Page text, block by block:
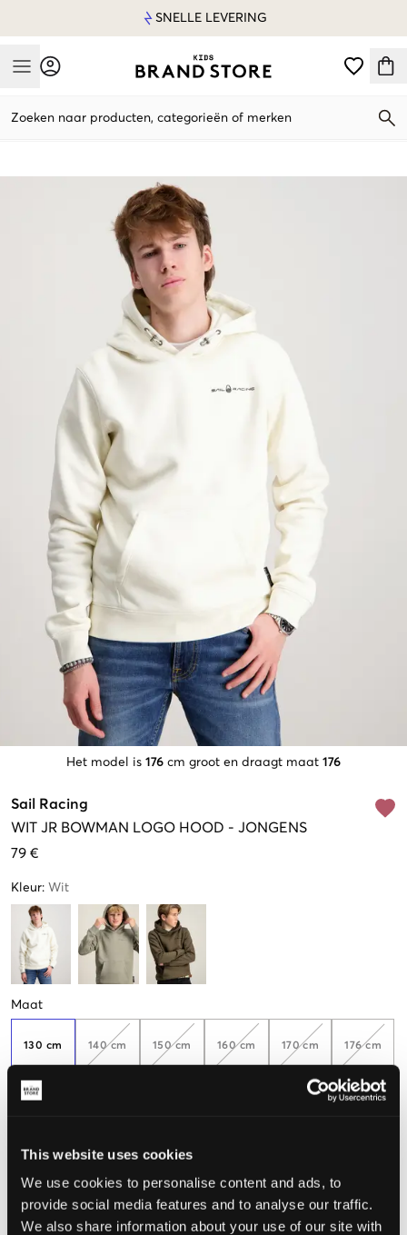
This website uses cookies
We use cookies to personalise content and ads, to
provide social media features and to analyse our traffic.
We also share information about your use of our site with
SNELLE LEVERING
Mobile Menu
Zoeken naar producten, categorieën of merken
Het model is 176 cm groot en draagt maat 176
Sail Racing
WIT JR BOWMAN LOGO HOOD - JONGENS
79 €
Kleur: Wit
Maat
130 cm
Nog 1
140 cm 150 cm 160 cm 170 cm 176 cm
MAATTABEL